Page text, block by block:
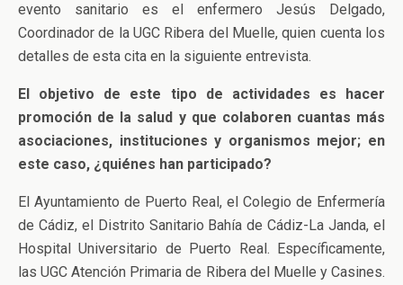
evento sanitario es el enfermero Jesús Delgado,
Coordinador de la UGC Ribera del Muelle, quien cuenta los
detalles de esta cita en la siguiente entrevista.
El objetivo de este tipo de actividades es hacer
promoción de la salud y que colaboren cuantas más
asociaciones, instituciones y organismos mejor; en
este caso, ¿quiénes han participado?
El Ayuntamiento de Puerto Real, el Colegio de Enfermería
de Cádiz, el Distrito Sanitario Bahía de Cádiz-La Janda, el
Hospital Universitario de Puerto Real. Específicamente,
las UGC Atención Primaria de Ribera del Muelle y Casines.